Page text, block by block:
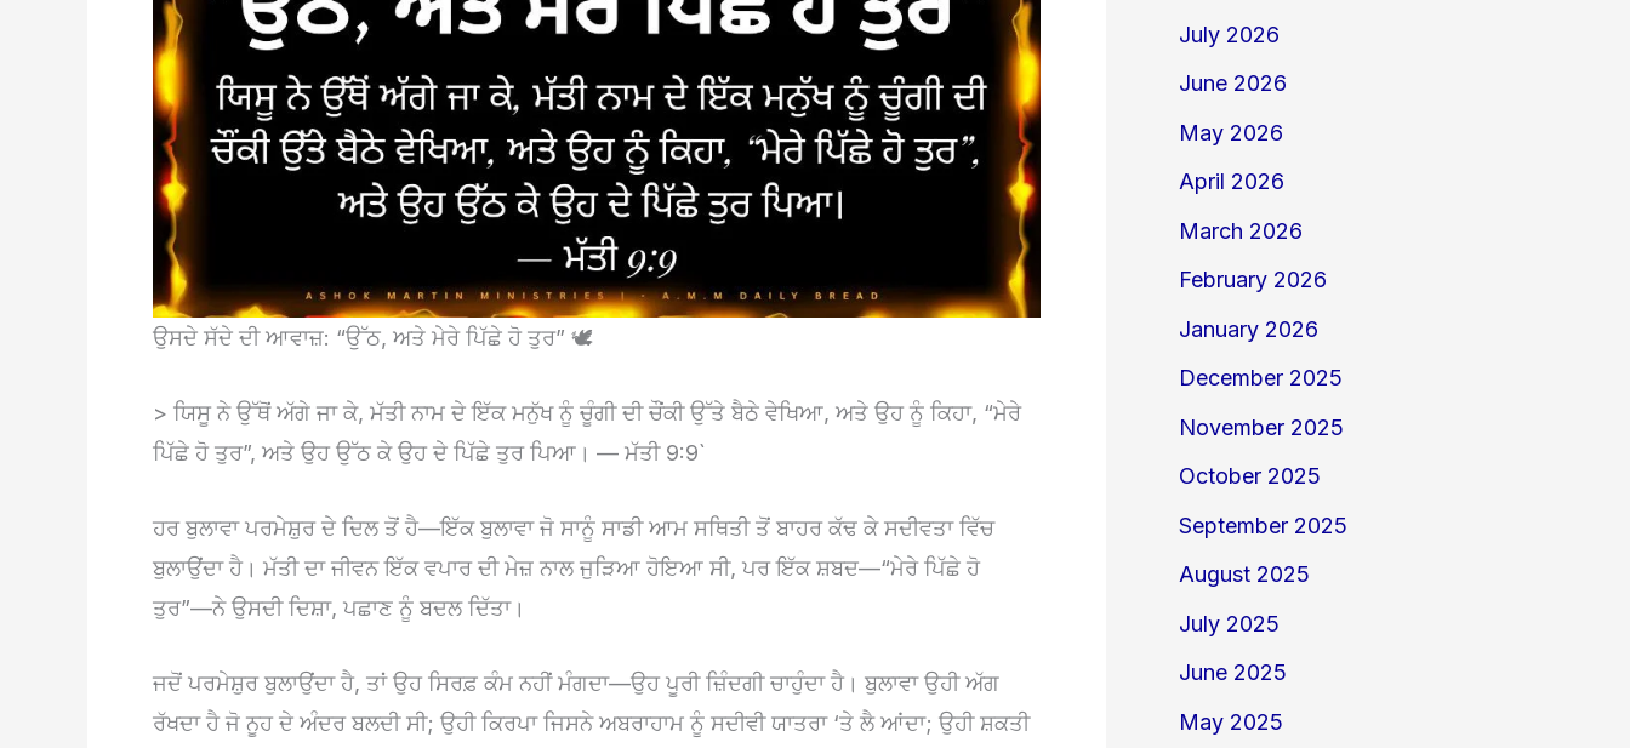
ਉਸਦੇ ਸੱਦੇ ਦੀ ਆਵਾਜ਼: “ਉੱਠ, ਅਤੇ ਮੇਰੇ ਪਿੱਛੇ ਹੋ ਤੁਰ” 🕊️
> ਯਿਸੂ ਨੇ ਉੱਥੋਂ ਅੱਗੇ ਜਾ ਕੇ, ਮੱਤੀ ਨਾਮ ਦੇ ਇੱਕ ਮਨੁੱਖ ਨੂੰ ਚੂੰਗੀ ਦੀ ਚੌਂਕੀ ਉੱਤੇ ਬੈਠੇ ਵੇਖਿਆ, ਅਤੇ ਉਹ ਨੂੰ ਕਿਹਾ, “ਮੇਰੇ
ਪਿੱਛੇ ਹੋ ਤੁਰ”, ਅਤੇ ਉਹ ਉੱਠ ਕੇ ਉਹ ਦੇ ਪਿੱਛੇ ਤੁਰ ਪਿਆ। — ਮੱਤੀ 9:9`
ਹਰ ਬੁਲਾਵਾ ਪਰਮੇਸ਼ੁਰ ਦੇ ਦਿਲ ਤੋਂ ਹੈ—ਇੱਕ ਬੁਲਾਵਾ ਜੋ ਸਾਨੂੰ ਸਾਡੀ ਆਮ ਸਥਿਤੀ ਤੋਂ ਬਾਹਰ ਕੱਢ ਕੇ ਸਦੀਵਤਾ ਵਿੱਚ
ਬੁਲਾਉਂਦਾ ਹੈ। ਮੱਤੀ ਦਾ ਜੀਵਨ ਇੱਕ ਵਪਾਰ ਦੀ ਮੇਜ਼ ਨਾਲ ਜੁੜਿਆ ਹੋਇਆ ਸੀ, ਪਰ ਇੱਕ ਸ਼ਬਦ—“ਮੇਰੇ ਪਿੱਛੇ ਹੋ
ਤੁਰ”—ਨੇ ਉਸਦੀ ਦਿਸ਼ਾ, ਪਛਾਣ ਨੂੰ ਬਦਲ ਦਿੱਤਾ।
ਜਦੋਂ ਪਰਮੇਸ਼ੁਰ ਬੁਲਾਉਂਦਾ ਹੈ, ਤਾਂ ਉਹ ਸਿਰਫ਼ ਕੰਮ ਨਹੀਂ ਮੰਗਦਾ—ਉਹ ਪੂਰੀ ਜ਼ਿੰਦਗੀ ਚਾਹੁੰਦਾ ਹੈ। ਬੁਲਾਵਾ ਉਹੀ ਅੱਗ
ਰੱਖਦਾ ਹੈ ਜੋ ਨੂਹ ਦੇ ਅੰਦਰ ਬਲਦੀ ਸੀ; ਉਹੀ ਕਿਰਪਾ ਜਿਸਨੇ ਅਬਰਾਹਾਮ ਨੂੰ ਸਦੀਵੀ ਯਾਤਰਾ ‘ਤੇ ਲੈ ਆਂਦਾ; ਉਹੀ ਸ਼ਕਤੀ
July 2026
June 2026
May 2026
April 2026
March 2026
February 2026
January 2026
December 2025
November 2025
October 2025
September 2025
August 2025
July 2025
June 2025
May 2025